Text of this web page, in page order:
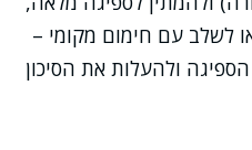
לשלב עם חימום מקומי –
ולהעלות את הסיכון